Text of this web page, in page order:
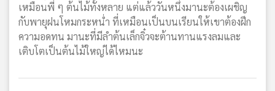
เครือ
ข่าย
เหมือนพี่ ๆ ต้นไม้ทั้งหลาย แต่แล้ววันหนึ่งมานะต้องเผชิญ
กับพายุฝนโหมกระหน่ำ ที่เหมือนเป็นบนเรียนให้เขาต้องฝึก
ความอดทน มานะที่มีลำต้นเล็กจิ๋วจะต้านทานแรงลมและ
เติบโตเป็นต้นไม้ใหญ่ได้ไหมนะ